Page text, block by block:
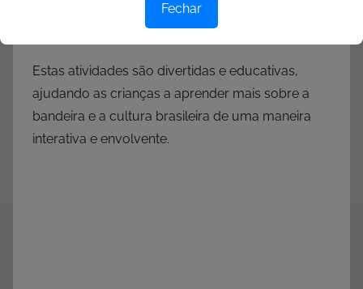
Estas atividades são divertidas e educativas,
ajudando as crianças a aprender mais sobre a
bandeira e a cultura brasileira de uma maneira
interativa e envolvente.
Fechar